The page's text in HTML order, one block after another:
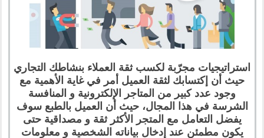
استراتيجيات مجرّبة لكسب ثقة العملاء بنشاطك التجاري
حيث أن إكتسابك لثقة العميل أمر في غاية الأهمية مع
وجود عدد كبير من المتاجر الإلكترونية و المنافسة
الشرسة في هذا المجال، حيث أن العميل بالطبع سوف
يفضل التعامل مع المتجر الأكثر ثقة و مصداقية حتى
يكون مطمئن عند إدخال بياناته الشخصية و معلومات